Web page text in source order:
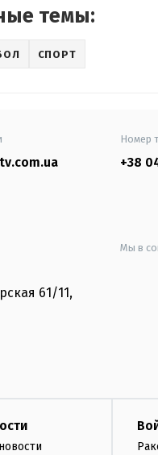
темы:
СПОРТ
Номер
+38
61/11,
Мы в